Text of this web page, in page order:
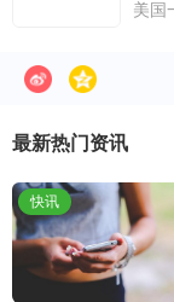
美国
宙
购
软件
音箱
最新热门资讯
快讯